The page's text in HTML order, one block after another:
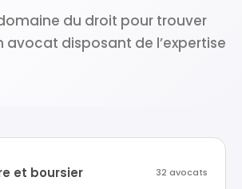
du droit pour trouver
disposant de l’expertise
et boursier 32 avocats